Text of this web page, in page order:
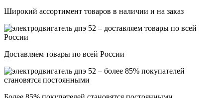
Широкий ассортимент товаров в наличии и на заказ
Доставляем товары по всей России